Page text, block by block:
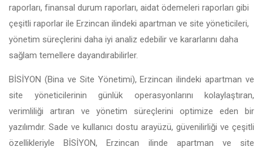
raporları, finansal durum raporları, aidat ödemeleri raporları gibi
çeşitli raporlar ile Erzincan ilindeki apartman ve site yöneticileri,
yönetim süreçlerini daha iyi analiz edebilir ve kararlarını daha
sağlam temellere dayandırabilirler.
BİSİYON (Bina ve Site Yönetimi), Erzincan ilindeki apartman ve
site yöneticilerinin günlük operasyonlarını kolaylaştıran,
verimliliği artıran ve yönetim süreçlerini optimize eden bir
yazılımdır. Sade ve kullanıcı dostu arayüzü, güvenilirliği ve çeşitli
özellikleriyle BİSİYON, Erzincan ilinde apartman ve site